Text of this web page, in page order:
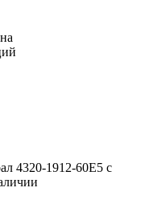
4320-1912-60Е5 с